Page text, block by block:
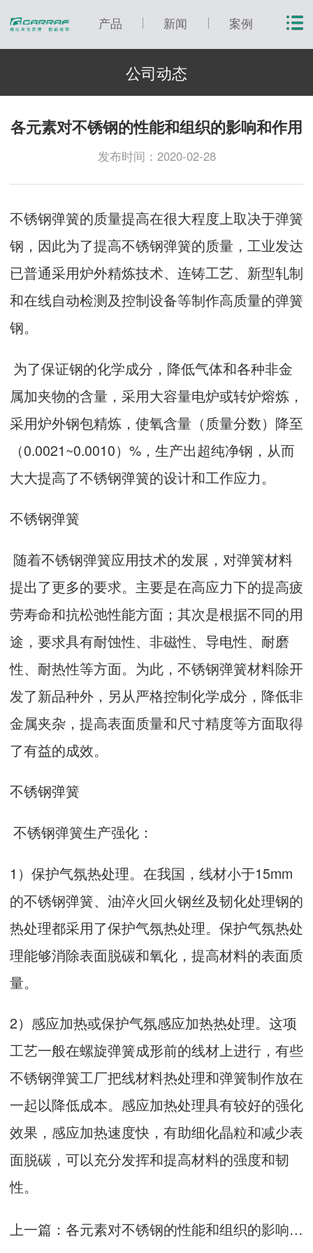
产品 新闻 案例
公司动态
各元素对不锈钢的性能和组织的影响和作用
发布时间：2020-02-28
不锈钢弹簧的质量提高在很大程度上取决于弹簧
钢，因此为了提高不锈钢弹簧的质量，工业发达
已普通采用炉外精炼技术、连铸工艺、新型轧制
和在线自动检测及控制设备等制作高质量的弹簧
钢。
为了保证钢的化学成分，降低气体和各种非金
属加夹物的含量，采用大容量电炉或转炉熔炼，
采用炉外钢包精炼，使氧含量（质量分数）降至
（0.0021~0.0010）%，生产出超纯净钢，从而
大大提高了不锈钢弹簧的设计和工作应力。
不锈钢弹簧
随着不锈钢弹簧应用技术的发展，对弹簧材料
提出了更多的要求。主要是在高应力下的提高疲
劳寿命和抗松弛性能方面；其次是根据不同的用
途，要求具有耐蚀性、非磁性、导电性、耐磨
性、耐热性等方面。为此，不锈钢弹簧材料除开
发了新品种外，另从严格控制化学成分，降低非
金属夹杂，提高表面质量和尺寸精度等方面取得
了有益的成效。
不锈钢弹簧
不锈钢弹簧生产强化：
1）保护气氛热处理。在我国，线材小于15mm
的不锈钢弹簧、油淬火回火钢丝及韧化处理钢的
热处理都采用了保护气氛热处理。保护气氛热处
理能够消除表面脱碳和氧化，提高材料的表面质
量。
2）感应加热或保护气氛感应加热热处理。这项
工艺一般在螺旋弹簧成形前的线材上进行，有些
不锈钢弹簧工厂把线材料热处理和弹簧制作放在
一起以降低成本。感应加热处理具有较好的强化
效果，感应加热速度快，有助细化晶粒和减少表
面脱碳，可以充分发挥和提高材料的强度和韧
性。
上一篇： 各元素对不锈钢的性能和组织的影响和作用